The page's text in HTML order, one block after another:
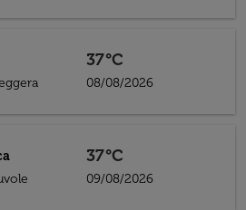
37°C
08/08/2026
37°C
09/08/2026